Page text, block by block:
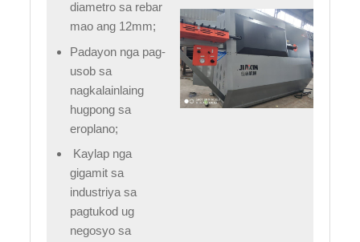
diametro sa rebar
mao ang 12mm;
Padayon nga pag-
usob sa
nagkalainlaing
hugpong sa
eroplano;
Kaylap nga
gigamit sa
industriya sa
pagtukod ug
negosyo sa